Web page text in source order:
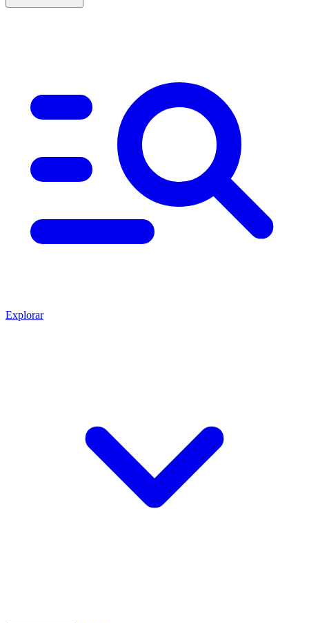
Explorar